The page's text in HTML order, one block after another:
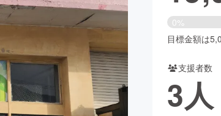
ス開発 フード・飲食店
ビューティー・ヘルスケア
0%
目標金額は
支援者数
3人